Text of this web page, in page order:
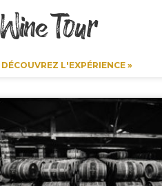
Wine Tour
DÉCOUVREZ L'EXPÉRIENCE »